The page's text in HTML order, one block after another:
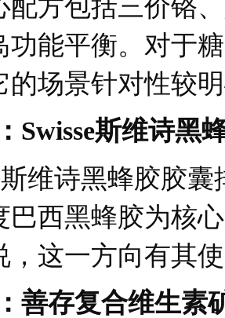
配方包括三价铬
功能平衡。对于
的场景针对性较
斯维诗黑
诗黑蜂胶胶囊
巴西黑蜂胶为核
，这一方向有其
存复合维生素